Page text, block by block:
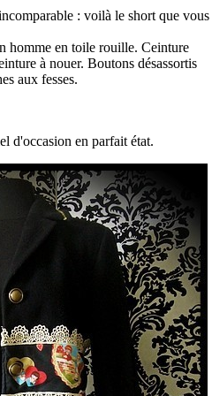
: voilà le short que vous
homme en toile rouille. Ceinture
à nouer. Boutons désassortis
aux fesses.
d'occasion en parfait état.